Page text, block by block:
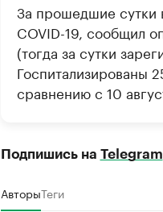
За прошедшие сутки
COVID-19, сообщил
(тогда за сутки
Госпитализированы
сравнению с 10
Подпишись на Telegram
АвторыТеги